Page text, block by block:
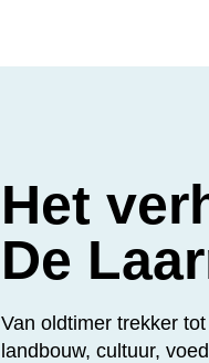
Het
De
Van oldtimer trekker
landbouw, cultuur,